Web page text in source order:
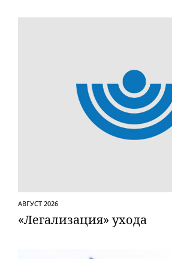
АВГУСТ 2026
«Легализация» ухода